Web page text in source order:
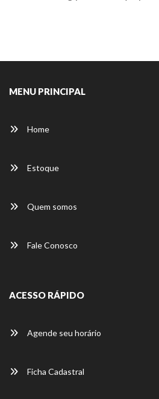
MENU PRINCIPAL
Home
Estoque
Quem somos
Fale Conosco
ACESSO RÁPIDO
Agende seu horário
Ficha Cadastral